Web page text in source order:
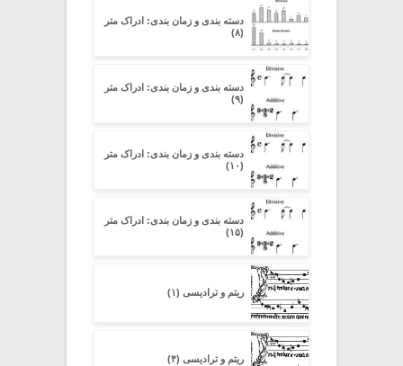
دسته بندی و زمان بندی: ادراک متر
(۸)
دسته بندی و زمان بندی: ادراک متر
(۹)
دسته بندی و زمان بندی: ادراک متر
(۱۰)
دسته بندی و زمان بندی: ادراک متر
(۱۵)
ریتم و ترادیسی (۱)
ریتم و ترادیسی (۴)